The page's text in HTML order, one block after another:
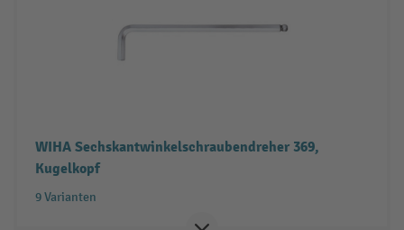
WIHA Sechskantwinkelschraubendreher 369,
Kugelkopf
9 Varianten